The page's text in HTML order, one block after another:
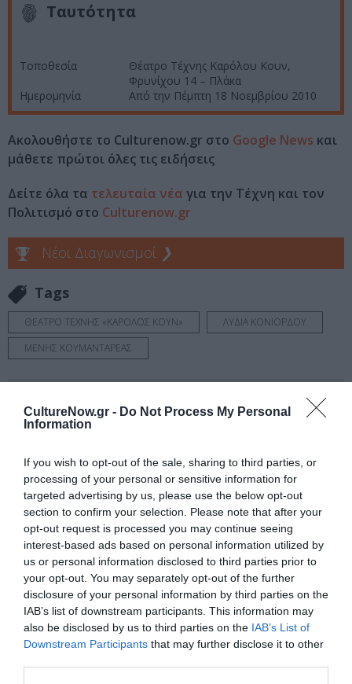
CultureNow.gr - Do Not Process My Personal
Information
If you wish to opt-out of the sale, sharing to third parties, or
processing of your personal or sensitive information for
targeted advertising by us, please use the below opt-out
section to confirm your selection. Please note that after your
opt-out request is processed you may continue seeing
interest-based ads based on personal information utilized by
us or personal information disclosed to third parties prior to
your opt-out. You may separately opt-out of the further
disclosure of your personal information by third parties on the
IAB’s list of downstream participants. This information may
also be disclosed by us to third parties on the IAB’s List of
Downstream Participants that may further disclose it to other
Ταυτότητα
Τοποθεσία
Θέατρο Τέχνης Καρόλου Κουν,
Φρυνίχου 14 – Πλάκα
Ημερομηνία
Από την Πέμπτη 18 Νοεμβρίου 2010
Ακολουθήστε το Culturenow.gr στο Google News και
μάθετε πρώτοι όλες τις ειδήσεις
Δείτε όλα τα τελευταία νέα για την Τέχνη και τον
Πολιτισμό στο Culturenow.gr
Νέοι Διαγωνισμοί ❯
Tags
ΘΕΑΤΡΟ ΤΕΧΝΗΣ «ΚΑΡΟΛΟΣ ΚΟΥΝ»
ΛΥΔΙΑ ΚΟΝΙΟΡΔΟΥ
ΜΕΝΗΣ ΚΟΥΜΑΝΤΑΡΕΑΣ
Κάθε βδομάδα στο e-mail σας τα τελευταία νέα για
Ακολουθήστε το Culturenow.gr
Σχετικά Άρθρα